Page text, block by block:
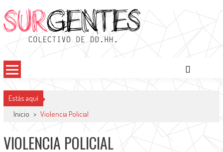
Estás aquí
Inicio > Violencia Policial
VIOLENCIA POLICIAL